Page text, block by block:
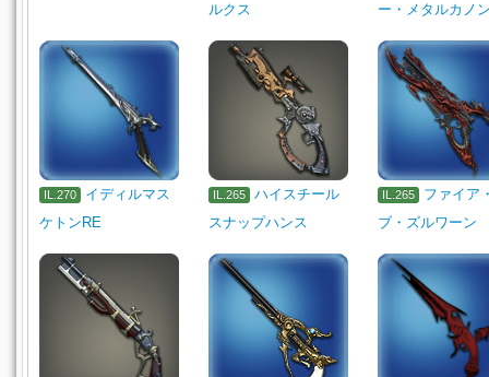
ルクス
ー・メタルカノ
IL.270
イディルマス
ケトンRE
IL.265
ハイスチール
スナップハンス
IL.265
ファイア
ブ・ズルワーン